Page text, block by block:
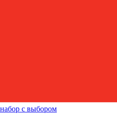
с выбором